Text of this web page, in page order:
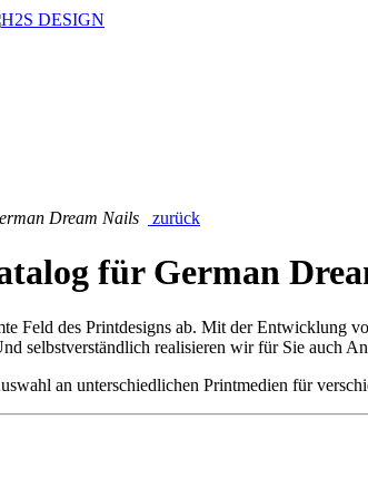
Dream Nails zurück
für German
Feld des Printdesigns ab. Mit der Entwicklung
selbstverständlich realisieren wir für Sie auch
an unterschiedlichen Printmedien für